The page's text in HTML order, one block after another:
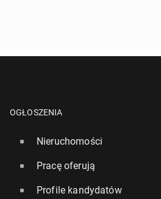
OGŁOSZENIA
Nieruchomości
Pracę oferują
Profile kandydatów